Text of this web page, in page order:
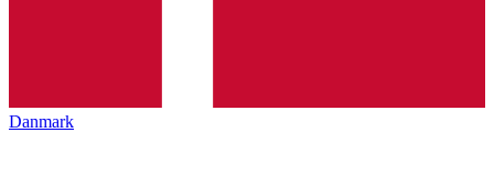
Danmark